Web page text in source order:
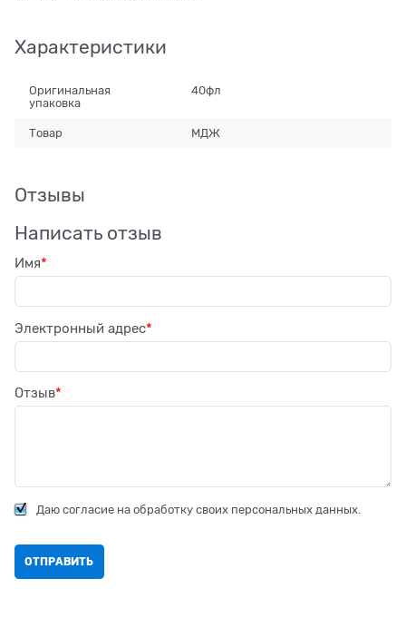
Характеристики
Оригинальная
упаковка
40фл
Товар МДЖ
Отзывы
Написать отзыв
Имя
Электронный адрес
Отзыв
Даю согласие на обработку своих персональных данных.